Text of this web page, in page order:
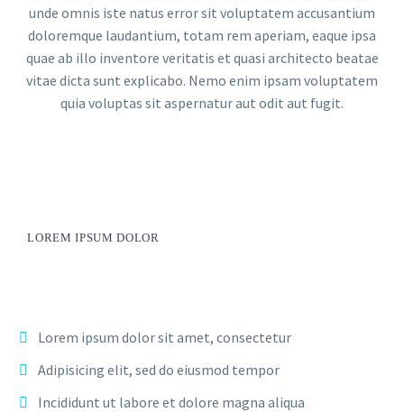
unde omnis iste natus error sit voluptatem accusantium
doloremque laudantium, totam rem aperiam, eaque ipsa
quae ab illo inventore veritatis et quasi architecto beatae
vitae dicta sunt explicabo. Nemo enim ipsam voluptatem
quia voluptas sit aspernatur aut odit aut fugit.
LOREM IPSUM DOLOR
Lorem ipsum dolor sit amet, consectetur
Adipisicing elit, sed do eiusmod tempor
Incididunt ut labore et dolore magna aliqua